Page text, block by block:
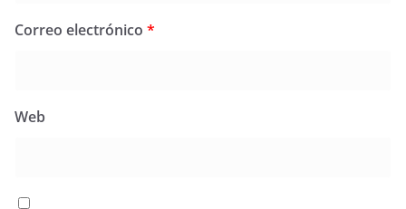
Correo electrónico *
Web